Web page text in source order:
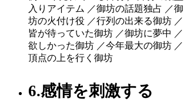
入りアイテム ／御坊の話題独占 ／御
坊の火付け役 ／行列の出来る御坊 ／
皆が待っていた御坊 ／御坊に夢中 ／
欲しかった御坊 ／今年最大の御坊 ／
頂点の上を行く御坊
6.感情を刺激する